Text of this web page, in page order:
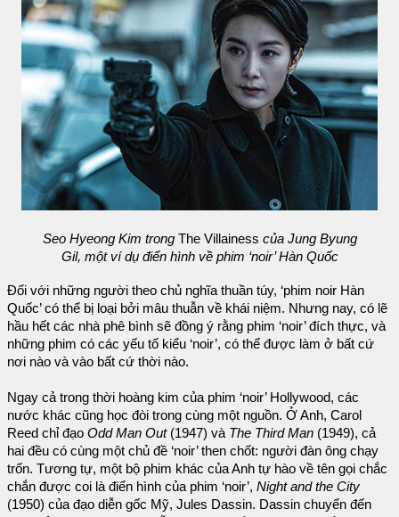
Seo Hyeong Kim trongThe Villainess của Jung Byung
Gil, một ví dụ điển hình về phim ‘noir’ Hàn Quốc
Đối với những người theo chủ nghĩa thuần túy, ‘phim noir Hàn
Quốc’ có thể bị loại bởi mâu thuẫn về khái niệm. Nhưng nay, có lẽ
hầu hết các nhà phê bình sẽ đồng ý rằng phim ‘noir’ đích thực, và
những phim có các yếu tố kiểu ‘noir’, có thể được làm ở bất cứ
nơi nào và vào bất cứ thời nào.
Ngay cả trong thời hoàng kim của phim ‘noir’ Hollywood, các
nước khác cũng học đòi trong cùng một nguồn. Ở Anh, Carol
Reed chỉ đạo Odd Man Out(1947) và The Third Man (1949), cả
hai đều có cùng một chủ đề ‘noir’ then chốt: người đàn ông chạy
trốn. Tương tự, một bộ phim khác của Anh tự hào về tên gọi chắc
chắn được coi là điển hình của phim ‘noir’, Night and the City
(1950) của đạo diễn gốc Mỹ, Jules Dassin. Dassin chuyển đến